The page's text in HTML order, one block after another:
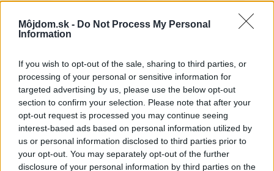
Môjdom.sk - Do Not Process My Personal
Information
If you wish to opt-out of the sale, sharing to third parties, or
processing of your personal or sensitive information for
targeted advertising by us, please use the below opt-out
section to confirm your selection. Please note that after your
opt-out request is processed you may continue seeing
interest-based ads based on personal information utilized by
us or personal information disclosed to third parties prior to
your opt-out. You may separately opt-out of the further
disclosure of your personal information by third parties on the
robiť, aby sa nedusili
Gurmán